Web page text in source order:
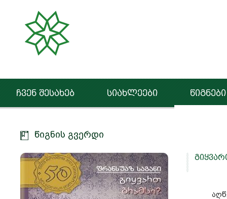
ჩვენ შესახებ სიახლეები წიგნები
წიგნის გვერდი